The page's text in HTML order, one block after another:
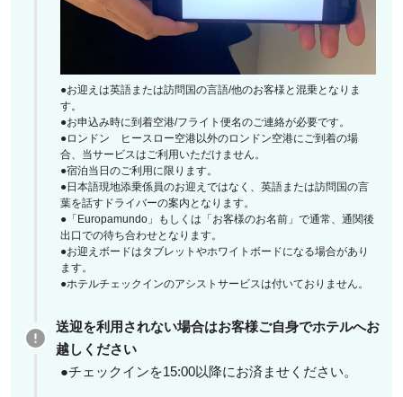
●お迎えは英語または訪問国の言語/他のお客様と混乗となりま
す。
●お申込み時に到着空港/フライト便名のご連絡が必要です。
●ロンドン ヒースロー空港以外のロンドン空港にご到着の場
合、当サービスはご利用いただけません。
●宿泊当日のご利用に限ります。
●日本語現地添乗係員のお迎えではなく、英語または訪問国の言
葉を話すドライバーの案内となります。
●「Europamundo」もしくは「お客様のお名前」で通常、通関後
出口での待ち合わせとなります。
●お迎えボードはタブレットやホワイトボードになる場合があり
ます。
●ホテルチェックインのアシストサービスは付いておりません。
送迎を利用されない場合はお客様ご自身でホテルへお
越しください
●チェックインを15:00以降にお済ませください。